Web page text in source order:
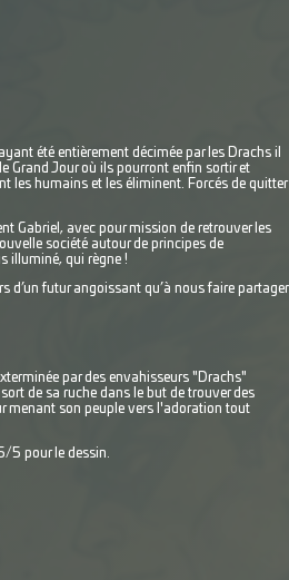
été entièrement décimée par les Drachs il
Grand Jour où ils pourront enfin sortir et
les humains et les éliminent. Forcés de quitter
Gabriel, avec pour mission de retrouver les
société autour de principes de
illuminé, qui règne !
d’un futur angoissant qu’à nous faire partager
par des envahisseurs "Drachs"
de sa ruche dans le but de trouver des
menant son peuple vers l'adoration tout
5 pour le dessin.